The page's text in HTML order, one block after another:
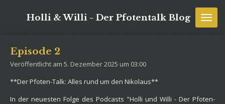
HauptinhaltHolli & Willi - Der Pfotentalk Blog
Episode 2
Veröffentlicht am 5. Dezember 2025 um 03:00
**Der Pfoten-Talk: Alles rund um den Nikolaus**
In der neuesten Folge des Podcasts "Holli und Willi - Der Pfoten-